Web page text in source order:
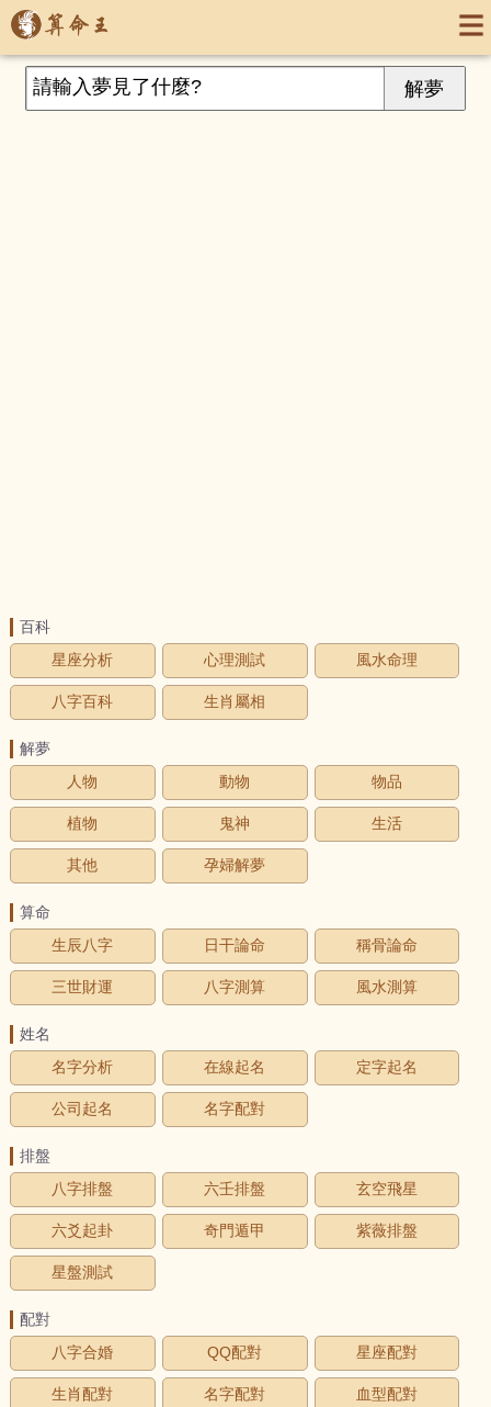
百科
星座分析
心理測試 風水命理
八字百科 生肖屬相
解夢
人物
動物 物品
植物 鬼神 生活
其他 孕婦解夢
算命
生辰八字
日干論命 稱骨論命
三世財運 八字測算 風水測算
姓名
名字分析
在線起名 定字起名
公司起名 名字配對
排盤
八字排盤
六壬排盤 玄空飛星
六爻起卦 奇門遁甲 紫薇排盤
星盤測試
配對
八字合婚
QQ配對 星座配對
生肖配對 名字配對 血型配對